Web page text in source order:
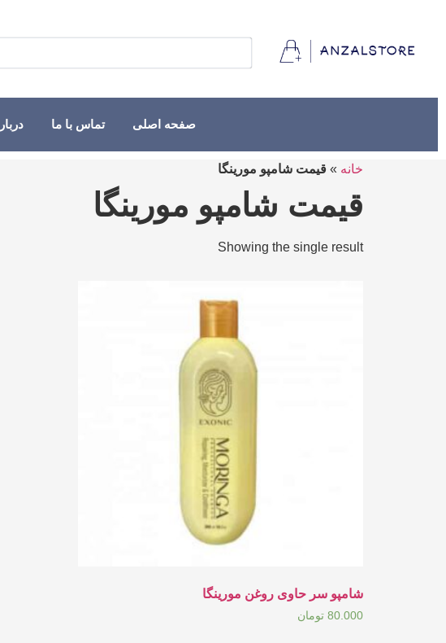
صفحه اصلی تماس با ما
خانه » قیمت شامپو مورینگا
قیمت شامپو مورینگا
Showing the single result
شامپو سر حاوی روغن مورینگا
80.000 تومان